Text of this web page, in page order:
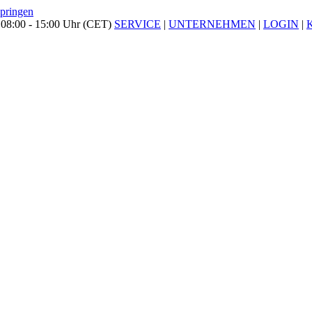
- 15:00 Uhr (CET) SERVICE | UNTERNEHMEN | LOGIN |